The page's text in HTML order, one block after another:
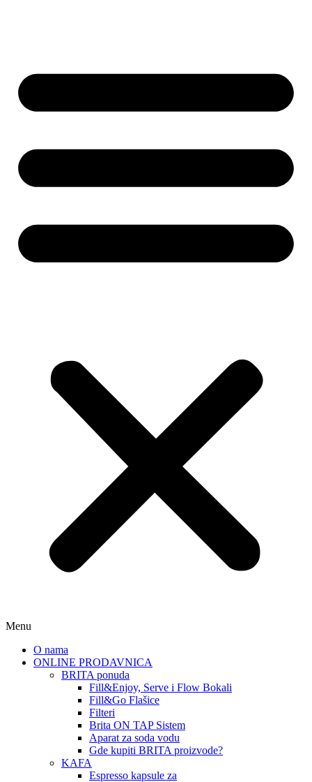
Menu
O nama
ONLINE PRODAVNICA
BRITA ponuda
Fill&Enjoy, Serve i Flow Bokali
Fill&Go Flašice
Filteri
Brita ON TAP Sistem
Aparat za soda vodu
Gde kupiti BRITA proizvode?
KAFA
Espresso kapsule za